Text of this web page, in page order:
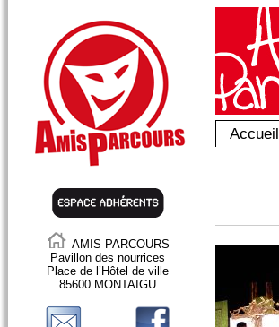
Accueil
AMIS PARCOURS
Pavillon des nourrices
Place de l’Hôtel de ville
85600 MONTAIGU